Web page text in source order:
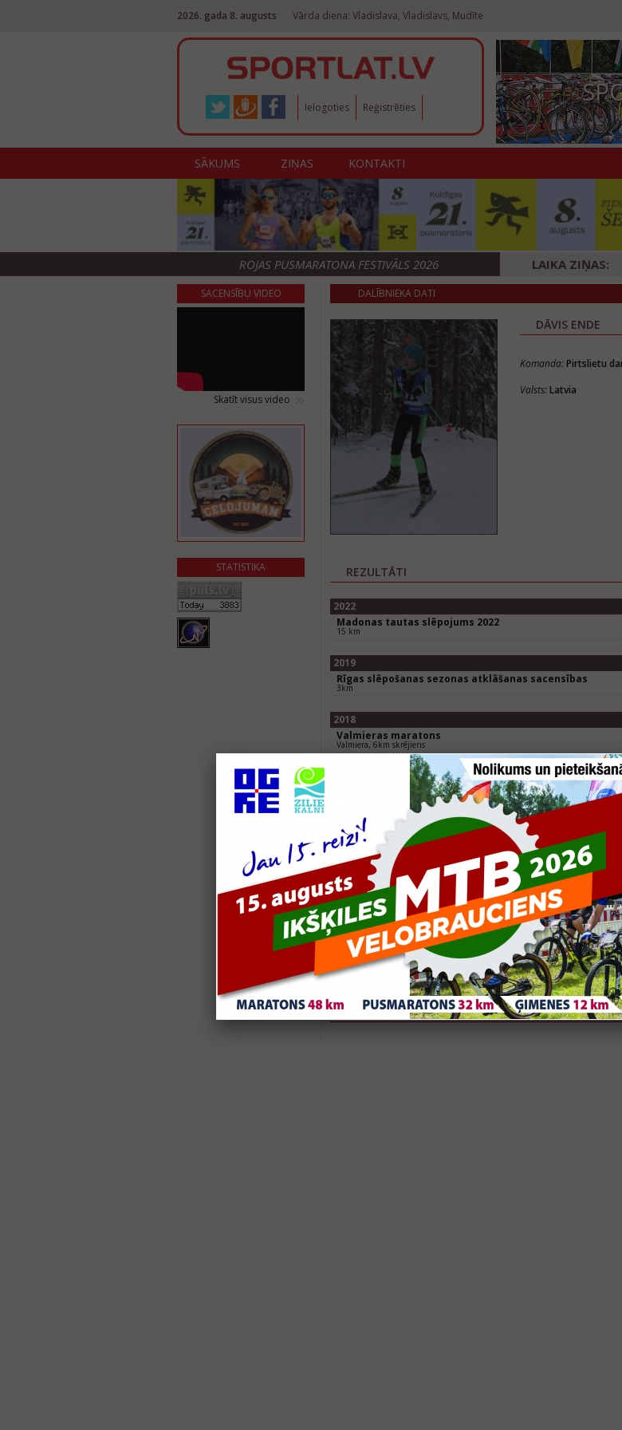
2026. gada 8. augusts Vārda diena: Vladislava, Vladislavs, Mudīte
Ielogoties Reģistrēties
SĀKUMS ZIŅAS KONTAKTI
ROJAS PUSMARATONA FESTIVĀLS 2026 LAIKA ZIŅAS:
SACENSĪBU VIDEO
Skatīt visus video
STATISTIKA
DALĪBNIEKA DATI
DĀVIS ENDE
Komanda:Pirtslietu
Valsts:Latvia
REZULTĀTI
2022
Madonas tautas slēpojums 2022
15 km
2019
Rīgas slēpošanas sezonas atklāšanas sacensības
3km
2018
Valmieras maratons
Valmiera, 6km skrējiens
Tautas slēpojums Madona 2017
Rīgas kauss distanču slēpošanā
1000m
2016
Tautas slēpojums "Alūksne"
Bērnu slēpojums
Tautas slēpojums "Alūksne"
5 km
Tautas slēpojums "Madona"
2,5 km
2015
Rēzeknes pusmaratons
Rēzeknes Tautas skrējiens 4 - 6 km
Tautas slēpojums "Alūksne"
3 km (Iesācēju klase)